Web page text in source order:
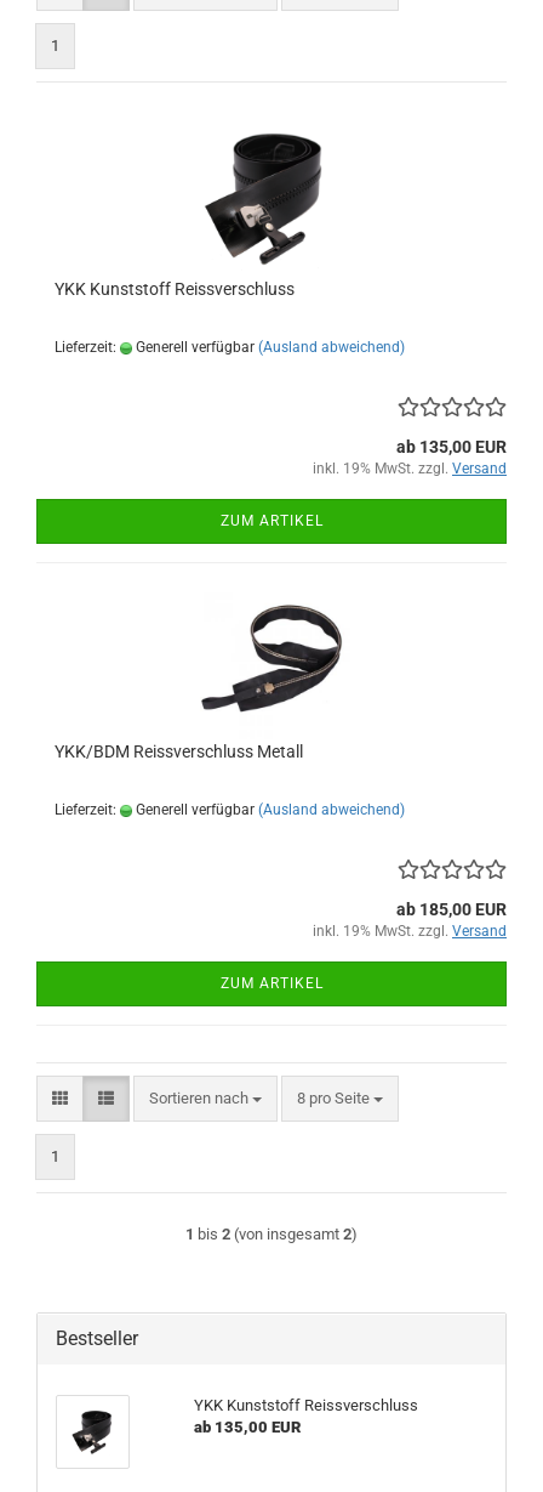
1
YKK Kunststoff Reissverschluss
Lieferzeit: Generell verfügbar (Ausland abweichend)
ab 135,00 EUR
inkl. 19% MwSt. zzgl. Versand
ZUM ARTIKEL
YKK/BDM Reissverschluss Metall
Lieferzeit: Generell verfügbar (Ausland abweichend)
ab 185,00 EUR
inkl. 19% MwSt. zzgl. Versand
ZUM ARTIKEL
Sortieren nach
Sortieren nach 8 pro Seite
pro Seite
1
1 bis 2 (von insgesamt 2)
Bestseller
YKK Kunststoff Reissverschluss
ab 135,00 EUR